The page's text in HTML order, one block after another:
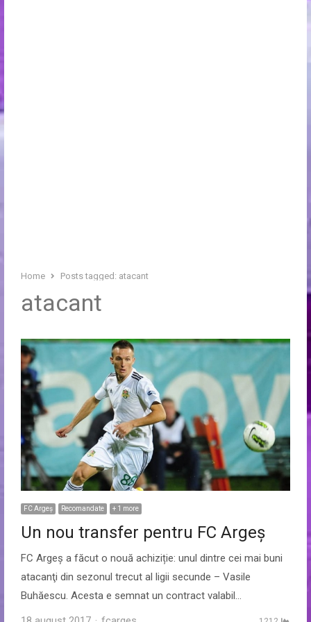
Home Posts tagged: atacant
atacant
FC Argeș Recomandate + 1 more
Un nou transfer pentru FC Argeș
FC Argeș a făcut o nouă achiziție: unul dintre cei mai buni
atacanţi din sezonul trecut al ligii secunde – Vasile
Buhăescu. Acesta e semnat un contract valabil…